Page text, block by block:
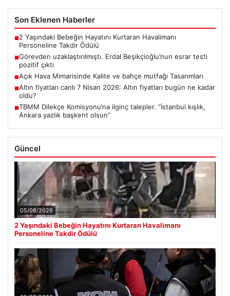
Son Eklenen Haberler
■2 Yaşındaki Bebeğin Hayatını Kurtaran Havalimanı
Personeline Takdir Ödülü
■Görevden uzaklaştırılmıştı. Erdal Beşikçioğlu’nun esrar testi
pozitif çıktı
■Açık Hava Mimarisinde Kalite ve bahçe mutfağı Tasarımları
■Altın fiyatları canlı 7 Nisan 2026: Altın fiyatları bugün ne kadar
oldu?
■TBMM Dilekçe Komisyonu’na ilginç talepler. “İstanbul kışlık,
Ankara yazlık başkent olsun”
Güncel
05/08/2026
2 Yaşındaki Bebeğin Hayatını Kurtaran Havalimanı
Personeline Takdir Ödülü